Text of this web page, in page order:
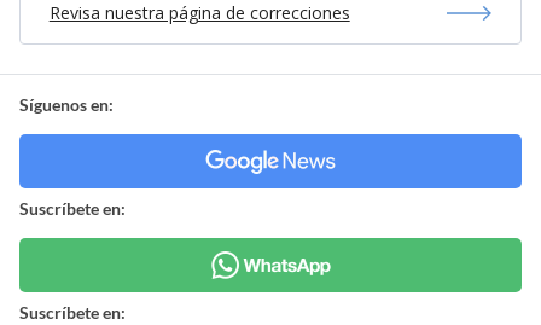
Revisa nuestra página de correcciones
Síguenos en:
Suscríbete en:
Suscríbete en: